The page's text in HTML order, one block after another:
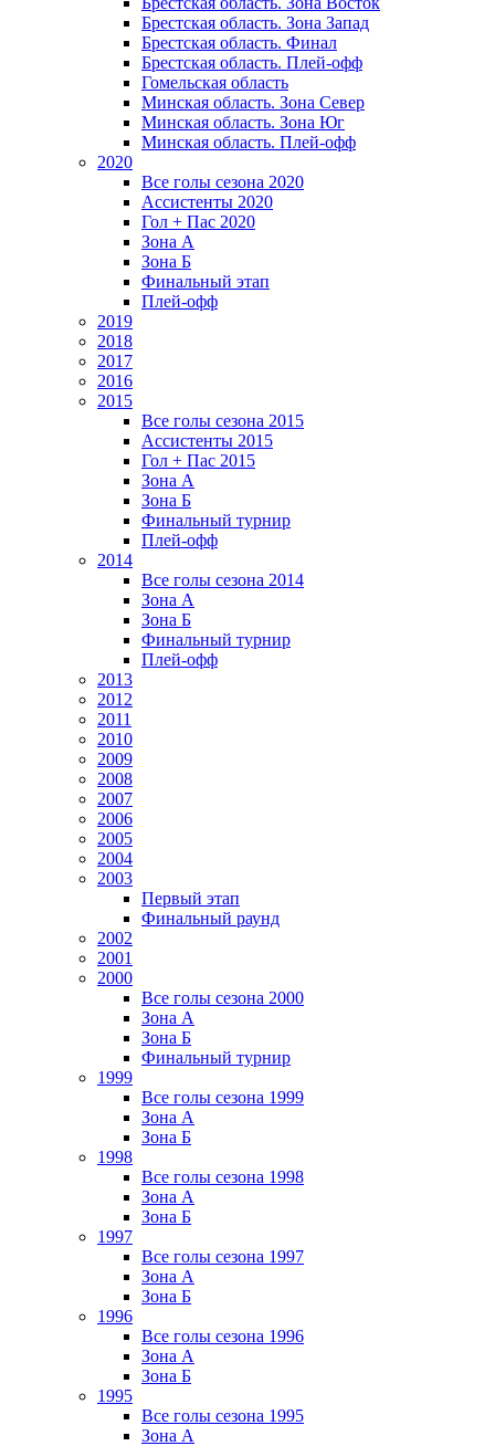
Брестская область. Зона Запад
Брестская область. Финал
Брестская область. Плей-офф
Гомельская область
Минская область. Зона Север
Минская область. Зона Юг
Минская область. Плей-офф
2020
Все голы сезона 2020
Ассистенты 2020
Гол + Пас 2020
Зона А
Зона Б
Финальный этап
Плей-офф
2019
2018
2017
2016
2015
Все голы сезона 2015
Ассистенты 2015
Гол + Пас 2015
Зона А
Зона Б
Финальный турнир
Плей-офф
2014
Все голы сезона 2014
Зона А
Зона Б
Финальный турнир
Плей-офф
2013
2012
2011
2010
2009
2008
2007
2006
2005
2004
2003
Первый этап
Финальный раунд
2002
2001
2000
Все голы сезона 2000
Зона А
Зона Б
Финальный турнир
1999
Все голы сезона 1999
Зона А
Зона Б
1998
Все голы сезона 1998
Зона А
Зона Б
1997
Все голы сезона 1997
Зона А
Зона Б
1996
Все голы сезона 1996
Зона А
Зона Б
1995
Все голы сезона 1995
Зона А